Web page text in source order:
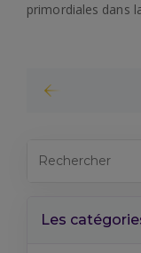
primordiales dans
Les